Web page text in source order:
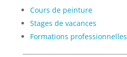
Cours de peinture
Stages de vacances
Formations professionnelles